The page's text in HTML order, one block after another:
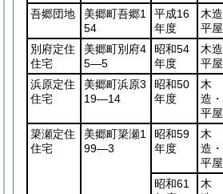
吾郷団地
美郷町吾郷1
54
平成16
年度
木造
平屋
別府定住
住宅
美郷町別府4
5―5
昭和54
年度
木造
平屋
浜原定住
住宅
美郷町浜原3
19―14
昭和50
年度
木
造・
平屋
簗瀬定住
住宅
美郷町簗瀬1
99―3
昭和59
年度
木
造・
平屋
昭和61
木